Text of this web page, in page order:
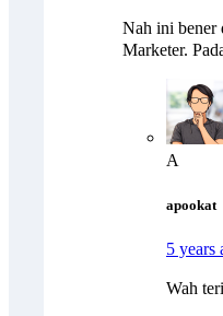
Nah ini bener
Marketer.
A
apookat
5 years
Wah